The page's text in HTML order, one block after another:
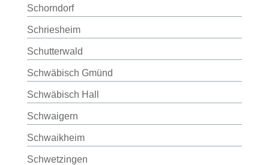
Schorndorf
Schriesheim
Schutterwald
Schwäbisch Gmünd
Schwäbisch Hall
Schwaigern
Schwaikheim
Schwetzingen